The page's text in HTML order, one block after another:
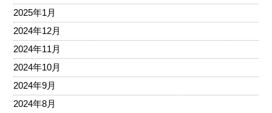
2025年1月
2024年12月
2024年11月
2024年10月
2024年9月
2024年8月